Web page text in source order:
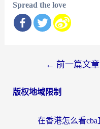
Spread the love
导
← 前一篇文章
版权地域限制